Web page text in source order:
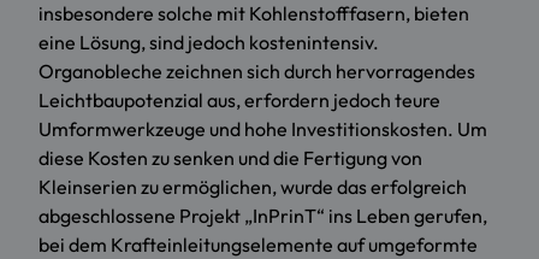
insbesondere solche mit Kohlenstofffasern, bieten
eine Lösung, sind jedoch kostenintensiv.
Organobleche zeichnen sich durch hervorragendes
Leichtbaupotenzial aus, erfordern jedoch teure
Umformwerkzeuge und hohe Investitionskosten. Um
diese Kosten zu senken und die Fertigung von
Kleinserien zu ermöglichen, wurde das erfolgreich
abgeschlossene Projekt „InPrinT“ ins Leben gerufen,
bei dem Krafteinleitungselemente auf umgeformte